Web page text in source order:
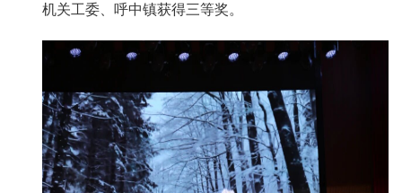
机关工委、呼中镇获得三等奖。